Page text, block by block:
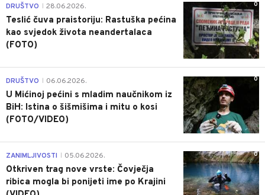
0
DRUŠTVO 28.06.2026.
Teslić čuva praistoriju: Rastuška pećina
kao svjedok života neandertalaca
(FOTO)
0
DRUŠTVO 06.06.2026.
U Mićinoj pećini s mladim naučnikom iz
BiH: Istina o šišmišima i mitu o kosi
(FOTO/VIDEO)
0
ZANIMLJIVOSTI 05.06.2026.
Otkriven trag nove vrste: Čovječja
ribica mogla bi ponijeti ime po Krajini